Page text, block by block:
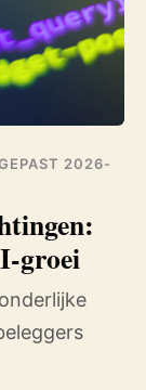
2026-
groei